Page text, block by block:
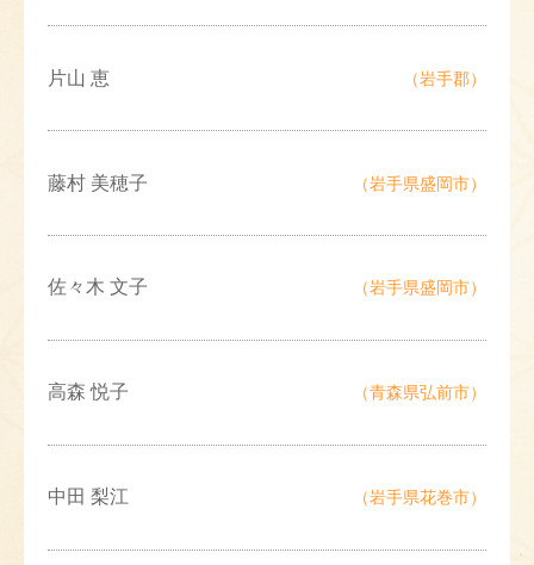
片山 恵 （岩手郡）
藤村 美穂子 （岩手県盛岡市）
佐々木 文子 （岩手県盛岡市）
高森 悦子 （青森県弘前市）
中田 梨江 （岩手県花巻市）